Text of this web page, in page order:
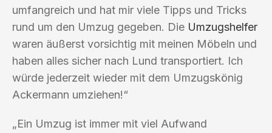
umfangreich und hat mir viele Tipps und Tricks
rund um den Umzug gegeben. Die Umzugshelfer
waren äußerst vorsichtig mit meinen Möbeln und
haben alles sicher nach Lund transportiert. Ich
würde jederzeit wieder mit dem Umzugskönig
Ackermann umziehen!“
„Ein Umzug ist immer mit viel Aufwand